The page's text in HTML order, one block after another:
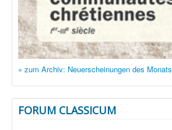
» zum Archiv: Neuerscheinungen des Monats
FORUM CLASSICUM